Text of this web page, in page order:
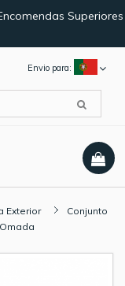
Superiores
Envio para:
Exterior
Conjunto